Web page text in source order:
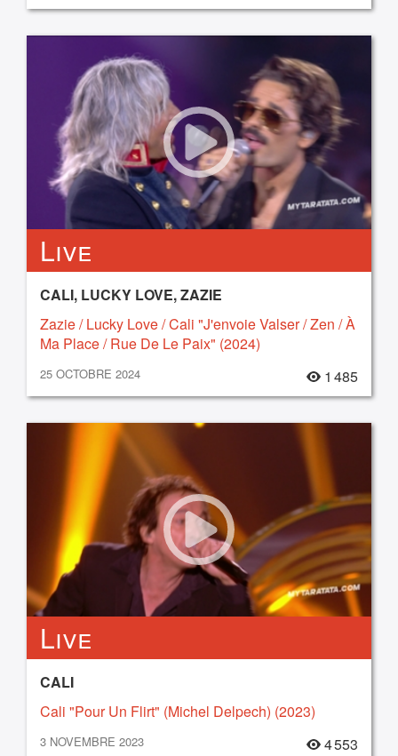
Live
CALI, LUCKY LOVE, ZAZIE
Zazie / Lucky Love / Cali "J'envoie Valser / Zen / À
Ma Place / Rue De Le Paix" (2024)
25 OCTOBRE 2024 1 485
Live
CALI
Cali "Pour Un Flirt" (Michel Delpech) (2023)
3 NOVEMBRE 2023 4 553